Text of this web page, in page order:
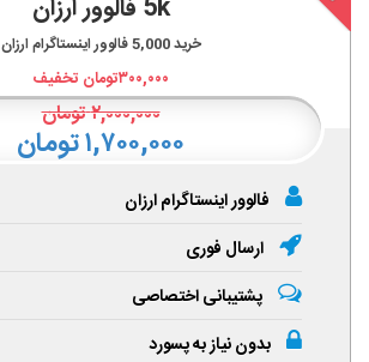
5k فالوور ارزان
خرید5,000فالوور اینستاگرام ارزان
۳۰۰,۰۰۰تومان تخفیف
۲,۰۰۰,۰۰۰تومان
۱,۷۰۰,۰۰۰ تومان
فالوور اینستاگرام ارزان
ارسال فوری
پشتیبانی اختصاصی
بدون نیاز به پسورد